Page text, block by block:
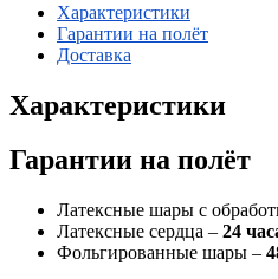
Характеристики
Гарантии на полёт
Доставка
Характеристики
Гарантии на полёт
Латексные шары с
Латексные сердца – 24
Фольгированные шары –